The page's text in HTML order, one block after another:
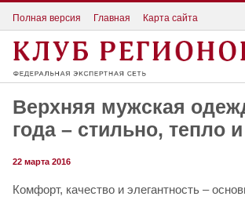
Полная версия Главная Карта сайта
Верхняя мужская
года – стильно, тепло
22 марта 2016
Комфорт, качество и элегантность –